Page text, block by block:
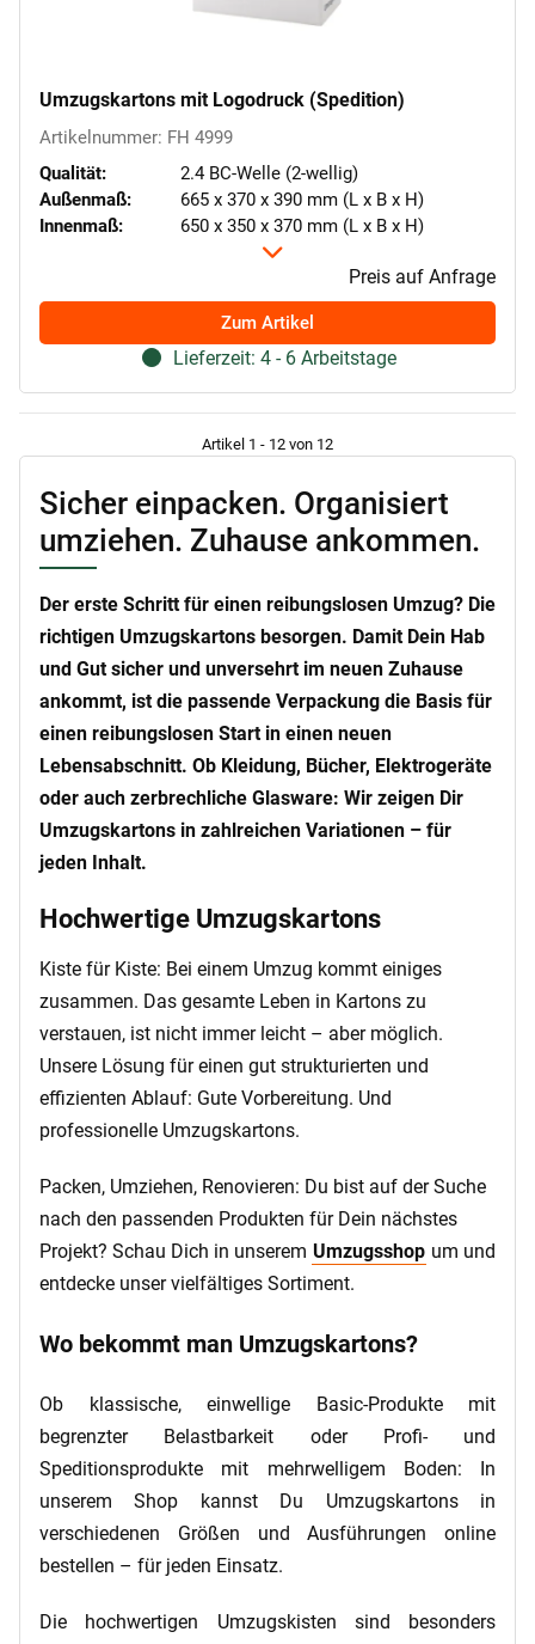
Umzugskartons mit Logodruck (Spedition)
Artikelnummer: FH 4999
Qualität:
2.4 BC-Welle (2-wellig)
Außenmaß:
665 x 370 x 390 mm (L x B x H)
Innenmaß:
650 x 350 x 370 mm (L x B x H)
Preis auf Anfrage
Zum Artikel
Lieferzeit: 4 - 6 Arbeitstage
Artikel 1 - 12 von 12
Sicher einpacken. Organisiert
umziehen. Zuhause ankommen.
Der erste Schritt für einen reibungslosen Umzug? Die
richtigen Umzugskartons besorgen. Damit Dein Hab
und Gut sicher und unversehrt im neuen Zuhause
ankommt, ist die passende Verpackung die Basis für
einen reibungslosen Start in einen neuen
Lebensabschnitt. Ob Kleidung, Bücher, Elektrogeräte
oder auch zerbrechliche Glasware: Wir zeigen Dir
Umzugskartons in zahlreichen Variationen – für
jeden Inhalt.
Hochwertige Umzugskartons
Kiste für Kiste: Bei einem Umzug kommt einiges
zusammen. Das gesamte Leben in Kartons zu
verstauen, ist nicht immer leicht – aber möglich.
Unsere Lösung für einen gut strukturierten und
effizienten Ablauf: Gute Vorbereitung. Und
professionelle Umzugskartons.
Packen, Umziehen, Renovieren: Du bist auf der Suche
nach den passenden Produkten für Dein nächstes
Projekt? Schau Dich in unserem Umzugsshop um und
entdecke unser vielfältiges Sortiment.
Wo bekommt man Umzugskartons?
Ob klassische, einwellige Basic-Produkte mit
begrenzter Belastbarkeit oder Profi- und
Speditionsprodukte mit mehrwelligem Boden: In
unserem Shop kannst Du Umzugskartons in
verschiedenen Größen und Ausführungen online
bestellen – für jeden Einsatz.
Die hochwertigen Umzugskisten sind besonders